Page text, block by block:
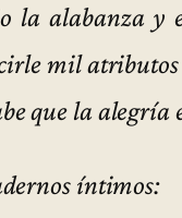
la alabanza y
mil
que la alegría
íntimos: